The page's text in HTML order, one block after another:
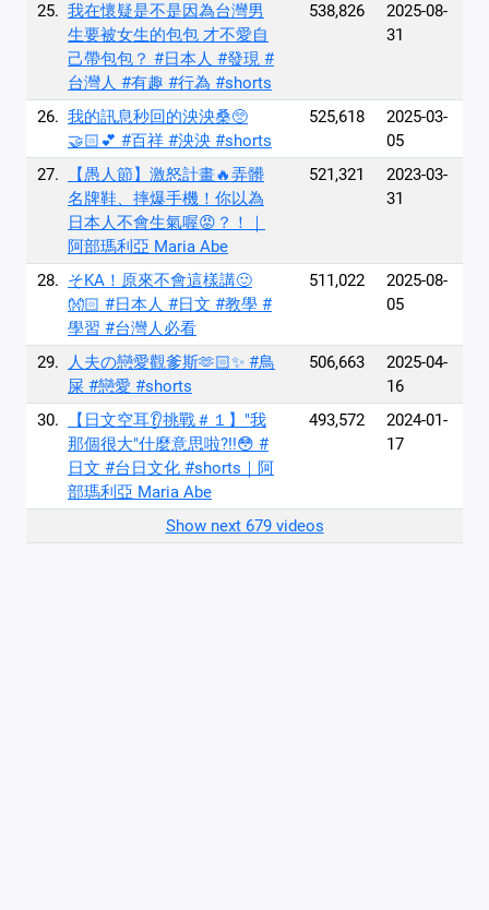
25. 我在懷疑是不是因為台灣男
生要被女生的包包 才不愛自
己帶包包？ #日本人 #發現 #
台灣人 #有趣 #行為 #shorts
538,826
2025-08-
31
26. 我的訊息秒回的泱泱桑🥺
🤝🏻💕 #百祥 #泱泱 #shorts
525,618
2025-03-
05
27.
【愚人節】激怒計畫🔥弄髒
名牌鞋、摔爆手機！你以為
日本人不會生氣喔😡？！｜
阿部瑪利亞 Maria Abe
521,321
2023-03-
31
28. そKA！原來不會這樣講🙂
👐🏻 #日本人 #日文 #教學 #
學習 #台灣人必看
511,022
2025-08-
05
29.
人夫の戀愛觀爹斯🫶🏻✨ #鳥
屎 #戀愛 #shorts
506,663
2025-04-
16
30.
【日文空耳👂挑戰＃１】"我
那個很大"什麼意思啦?!!😳 #
日文 #台日文化 #shorts｜阿
部瑪利亞 Maria Abe
493,572
2024-01-
17
Show next 679 videos